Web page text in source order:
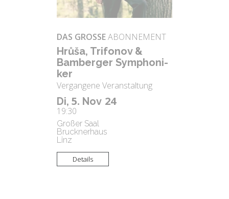
Di, 5. Nov 24
19:30
Großer Saal
Brucknerhaus
Linz
DAS GROSSEABONNEMENT
Hrůša, Trifo­nov &
Bam­ber­ger Sym­pho­ni­
ker
Vergangene Veranstaltung
Details